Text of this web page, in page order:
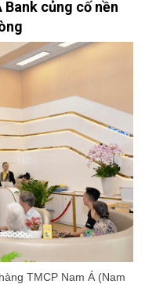
Bank củng cố nền
TMCP Nam Á (Nam